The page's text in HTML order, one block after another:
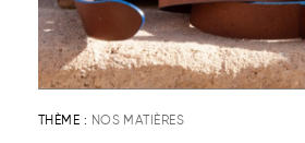
THÈME : NOS MATIÈRES